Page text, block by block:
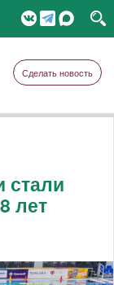
Сделать новость
стали
лет